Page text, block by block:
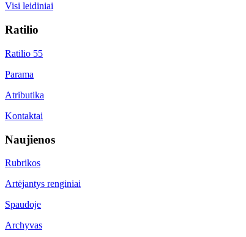
Visi leidiniai
Ratilio
Ratilio 55
Parama
Atributika
Kontaktai
Naujienos
Rubrikos
Artėjantys renginiai
Spaudoje
Archyvas